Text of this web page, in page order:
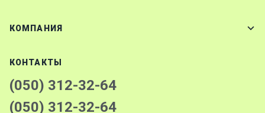
КОМПАНИЯ
КОНТАКТЫ
(050) 312-32-64
(050) 312-32-64